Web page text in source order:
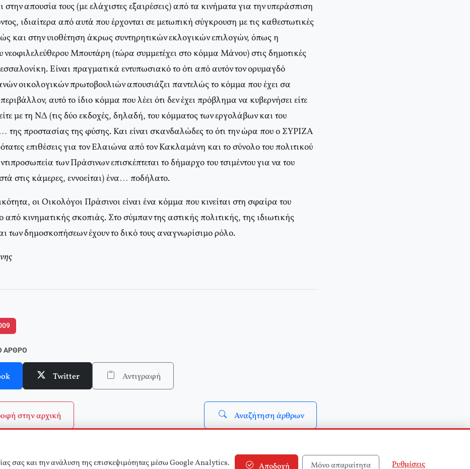
στην απουσία τους (με ελάχιστες εξαιρέσεις) από τα κινήματα για την υπεράσπιση
ιδιαίτερα από αυτά που έρχονται σε μετωπική σύγκρουση με τις καθεστωτικές
και στην υιοθέτηση άκρως συντηρητικών εκλογικών επιλογών, όπως η
νεοφιλελεύθερου Μπουτάρη (τώρα συμμετέχει στο κόμμα Μάνου) στις δημοτικές
Είναι πραγματικά εντυπωσιακό το ότι από αυτόν τον ορυμαγδό
οικολογικών πρωτοβουλιών απουσιάζει παντελώς το κόμμα που έχει σα
αυτό το ίδιο κόμμα που λέει ότι δεν έχει πρόβλημα να κυβερνήσει είτε
με τη ΝΔ (τις δύο εκδοχές, δηλαδή, του κόμματος των εργολάβων και του
της προστασίας της φύσης. Και είναι σκανδαλώδες το ότι την ώρα που ο ΣΥΡΙΖΑ
επιθέσεις για τον Ελαιώνα από τον Κακλαμάνη και το σύνολο του πολιτικού
των Πράσινων επισκέπτεται το δήμαρχο του τσιμέντου για να του
στις κάμερες, εννοείται) ένα… ποδήλατο.
οι Οικολόγοι Πράσινοι είναι ένα κόμμα που κινείται στη σφαίρα του
κινηματικής σκοπιάς. Στο σύμπαν της αστικής πολιτικής, της ιδιωτικής
των δημοσκοπήσεων έχουν το δικό τους αναγνωρίσιμο ρόλο.
ΆΡΘΡΟ
Twitter Αντιγραφή
στην αρχική Αναζήτηση άρθρων
σας και την ανάλυση της επισκεψιμότητας μέσω Google Analytics. Αποδοχή Μόνο απαραίτητα Ρυθμίσεις